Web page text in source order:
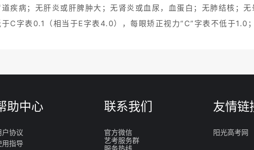
疾病；无肝炎或肝脾肿大；无肾炎或血尿，血蛋白；无肺结核；无
C字表0.1（相当于E字表4.0），每眼矫正视力“C”字表不低于1.0
助中心
户协议
用指导
联系我们
官方微信
艺考服务群
服务热线
友情链
阳光高考网